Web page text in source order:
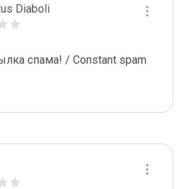
Diaboli
спама! / Constant spam